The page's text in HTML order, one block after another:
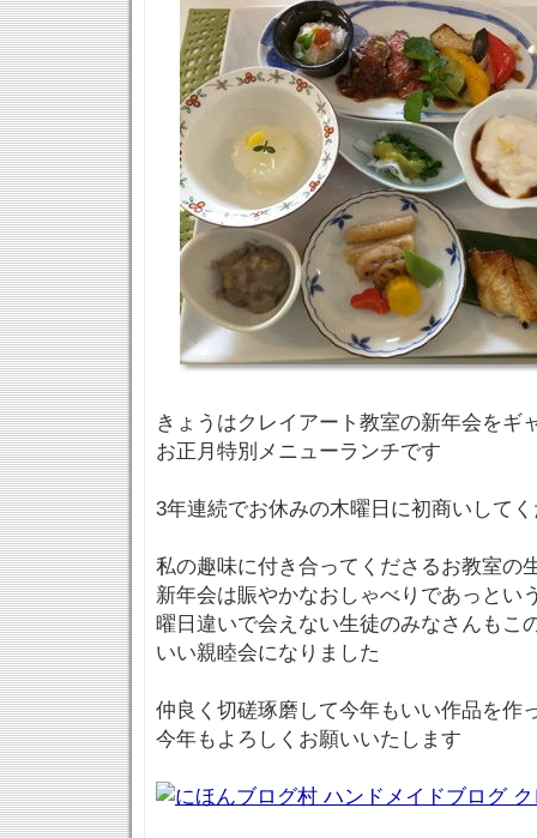
きょうはクレイアート教室の新年会をギ
お正月特別メニューランチです
3年連続でお休みの木曜日に初商いして
私の趣味に付き合ってくださるお教室の
新年会は賑やかなおしゃべりであっとい
曜日違いで会えない生徒のみなさんもこ
いい親睦会になりました
仲良く切磋琢磨して今年もいい作品を作
今年もよろしくお願いいたします